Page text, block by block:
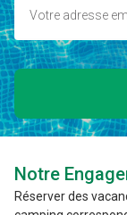
Notre
Réserver des